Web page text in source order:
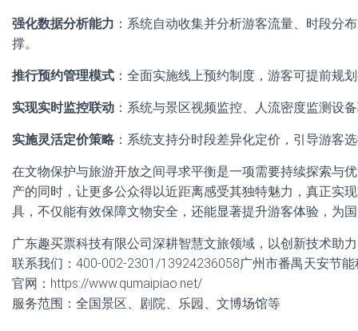
强化数据分析能力 ：系统自动收集并分析游客流量、时段分
撑。
推行预约管理模式 ：全面实施线上预约制度，游客可提前规
实现实时监控联动 ：系统与景区视频监控、人流密度监测设
实施灵活定价策略 ：系统支持分时段差异化定价，引导游客
在文物保护与旅游开放之间寻求平衡是一项需要持续探索与
产的同时，让更多公众得以近距离感受其独特魅力，真正实
具，不仅能有效保障文物安全，还能显著提升游客体验，为
广东趣买票科技有限公司深耕智慧文旅领域，以创新技术助
联系我们：400-002-2301/13924236058广州市番禺天安节
官网：https://www.qumaipiao.net/
服务范围：全国景区、剧院、乐园、文博场馆等